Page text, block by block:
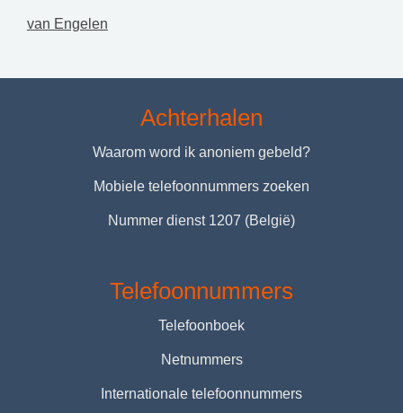
van Engelen
Achterhalen
Waarom word ik anoniem gebeld?
Mobiele telefoonnummers zoeken
Nummer dienst 1207 (België)
Telefoonnummers
Telefoonboek
Netnummers
Internationale telefoonnummers